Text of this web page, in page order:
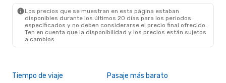
Los precios que se muestran en esta página estaban
disponibles durante los últimos 20 días para los periodos
especificados y no deben considerarse el precio final ofrecido.
Ten en cuenta que la disponibilidad y los precios están sujetos
a cambios.
Tiempo de viaje Pasaje más barato